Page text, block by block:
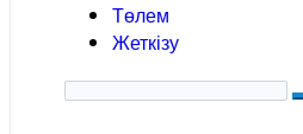
Төлем
Жеткізу